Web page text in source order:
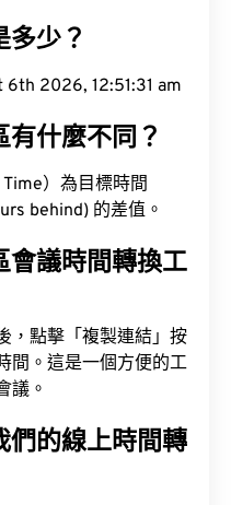
少？
2026, 12:51:32 am
什麼不同？
）為目標時間
behind) 的差值。
會議時間轉換工
，點擊「複製連結」按
間。這是一個方便的工
議。
們的線上時間轉